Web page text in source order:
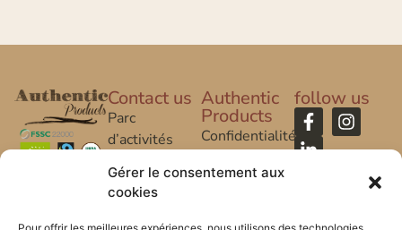
Gérer le consentement aux
cookies
Contact us
Parc
d’activités
20 rue
Authentic
Products
Confidentialité
Legal Notice
follow us